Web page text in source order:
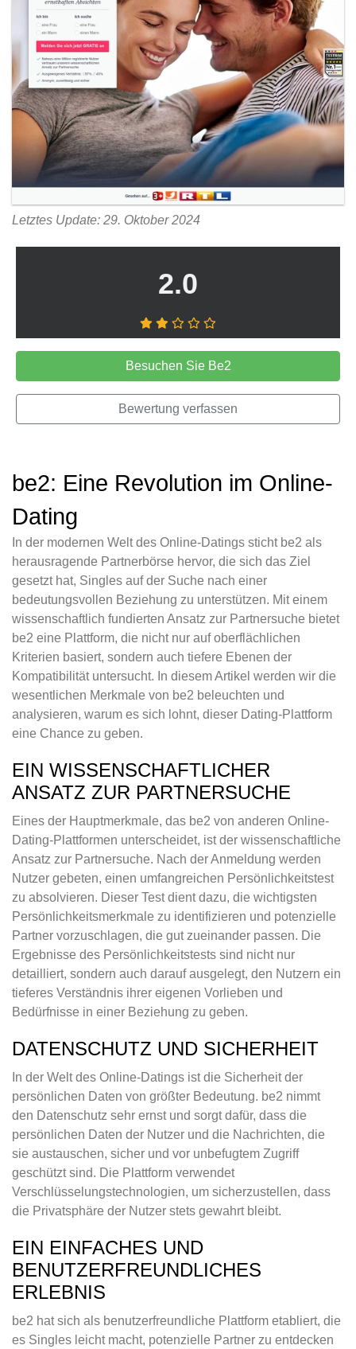
Letztes Update: 29. Oktober 2024
2.0
Besuchen Sie Be2
Bewertung verfassen
be2: Eine Revolution im Online-
Dating
In der modernen Welt des Online-Datings sticht be2 als
herausragende Partnerbörse hervor, die sich das Ziel
gesetzt hat, Singles auf der Suche nach einer
bedeutungsvollen Beziehung zu unterstützen. Mit einem
wissenschaftlich fundierten Ansatz zur Partnersuche bietet
be2 eine Plattform, die nicht nur auf oberflächlichen
Kriterien basiert, sondern auch tiefere Ebenen der
Kompatibilität untersucht. In diesem Artikel werden wir die
wesentlichen Merkmale von be2 beleuchten und
analysieren, warum es sich lohnt, dieser Dating-Plattform
eine Chance zu geben.
EIN WISSENSCHAFTLICHER
ANSATZ ZUR PARTNERSUCHE
Eines der Hauptmerkmale, das be2 von anderen Online-
Dating-Plattformen unterscheidet, ist der wissenschaftliche
Ansatz zur Partnersuche. Nach der Anmeldung werden
Nutzer gebeten, einen umfangreichen Persönlichkeitstest
zu absolvieren. Dieser Test dient dazu, die wichtigsten
Persönlichkeitsmerkmale zu identifizieren und potenzielle
Partner vorzuschlagen, die gut zueinander passen. Die
Ergebnisse des Persönlichkeitstests sind nicht nur
detailliert, sondern auch darauf ausgelegt, den Nutzern ein
tieferes Verständnis ihrer eigenen Vorlieben und
Bedürfnisse in einer Beziehung zu geben.
DATENSCHUTZ UND SICHERHEIT
In der Welt des Online-Datings ist die Sicherheit der
persönlichen Daten von größter Bedeutung. be2 nimmt
den Datenschutz sehr ernst und sorgt dafür, dass die
persönlichen Daten der Nutzer und die Nachrichten, die
sie austauschen, sicher und vor unbefugtem Zugriff
geschützt sind. Die Plattform verwendet
Verschlüsselungstechnologien, um sicherzustellen, dass
die Privatsphäre der Nutzer stets gewahrt bleibt.
EIN EINFACHES UND
BENUTZERFREUNDLICHES
ERLEBNIS
be2 hat sich als benutzerfreundliche Plattform etabliert, die
es Singles leicht macht, potenzielle Partner zu entdecken